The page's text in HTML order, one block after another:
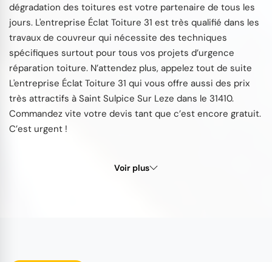
dégradation des toitures est votre partenaire de tous les
jours. L'entreprise Éclat Toiture 31 est très qualifié dans les
travaux de couvreur qui nécessite des techniques
spécifiques surtout pour tous vos projets d’urgence
réparation toiture. N’attendez plus, appelez tout de suite
L'entreprise Éclat Toiture 31 qui vous offre aussi des prix
très attractifs à Saint Sulpice Sur Leze dans le 31410.
Commandez vite votre devis tant que c’est encore gratuit.
C’est urgent !
Voir plus